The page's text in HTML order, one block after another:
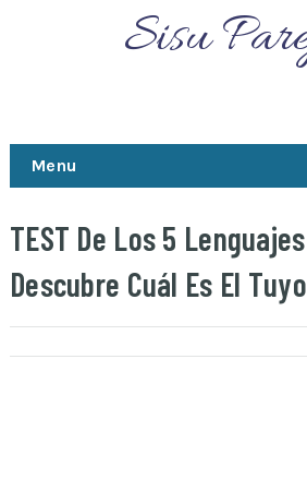
Sisu
Menu
TEST De Los 5
Descubre Cuál Es El Tuyo